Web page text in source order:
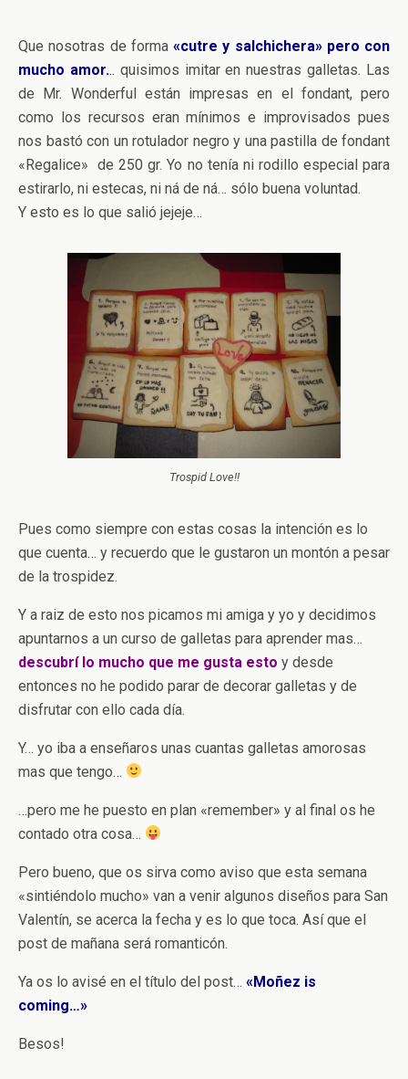
Que nosotras de forma «cutre y salchichera» pero con
mucho amor... quisimos imitar en nuestras galletas. Las
de Mr. Wonderful están impresas en el fondant, pero
como los recursos eran mínimos e improvisados pues
nos bastó con un rotulador negro y una pastilla de fondant
«Regalice» de 250 gr. Yo no tenía ni rodillo especial para
estirarlo, ni estecas, ni ná de ná… sólo buena voluntad.
Y esto es lo que salió jejeje…
Trospid Love!!
Pues como siempre con estas cosas la intención es lo
que cuenta… y recuerdo que le gustaron un montón a pesar
de la trospidez.
Y a raiz de esto nos picamos mi amiga y yo y decidimos
apuntarnos a un curso de galletas para aprender mas…
descubrí lo mucho que me gusta esto y desde
entonces no he podido parar de decorar galletas y de
disfrutar con ello cada día.
Y… yo iba a enseñaros unas cuantas galletas amorosas
mas que tengo…
…pero me he puesto en plan «remember» y al final os he
contado otra cosa…
Pero bueno, que os sirva como aviso que esta semana
«sintiéndolo mucho» van a venir algunos diseños para San
Valentín, se acerca la fecha y es lo que toca. Así que el
post de mañana será romanticón.
Ya os lo avisé en el título del post… «Moñez is
coming…»
Besos!